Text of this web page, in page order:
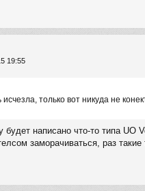
19:55
только вот никуда не
будет написано что-то типа
заморачиваться, раз такие